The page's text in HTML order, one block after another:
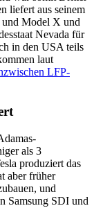
liefert aus seinem
Model X und
Nevada für
in den USA teils
laut
LFP-
als 3
produziert das
aber früher
und
Samsung SDI und